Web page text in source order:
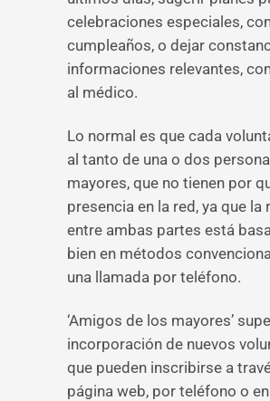
celebraciones especiales,
cumpleaños, o dejar
informaciones relevantes,
al médico.
Lo normal es que cada
al tanto de una o dos
mayores, que no tienen por
presencia en la red, ya que la
entre ambas partes está
bien en métodos
una llamada por teléfono.
‘Amigos de los mayores’
incorporación de nuevos
que pueden inscribirse a
página web, por teléfono o